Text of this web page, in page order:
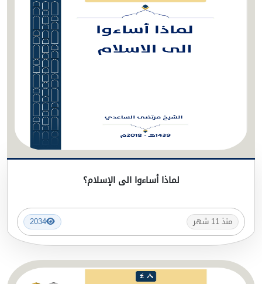
لماذا أساءوا الى الإسلام؟
منذ 11 شهر 2034